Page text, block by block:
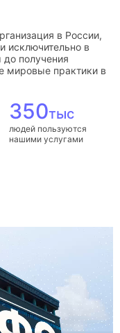
в России,
исключительно в
получения
мировые практики в
350тыс
людей пользуются
нашими услугами